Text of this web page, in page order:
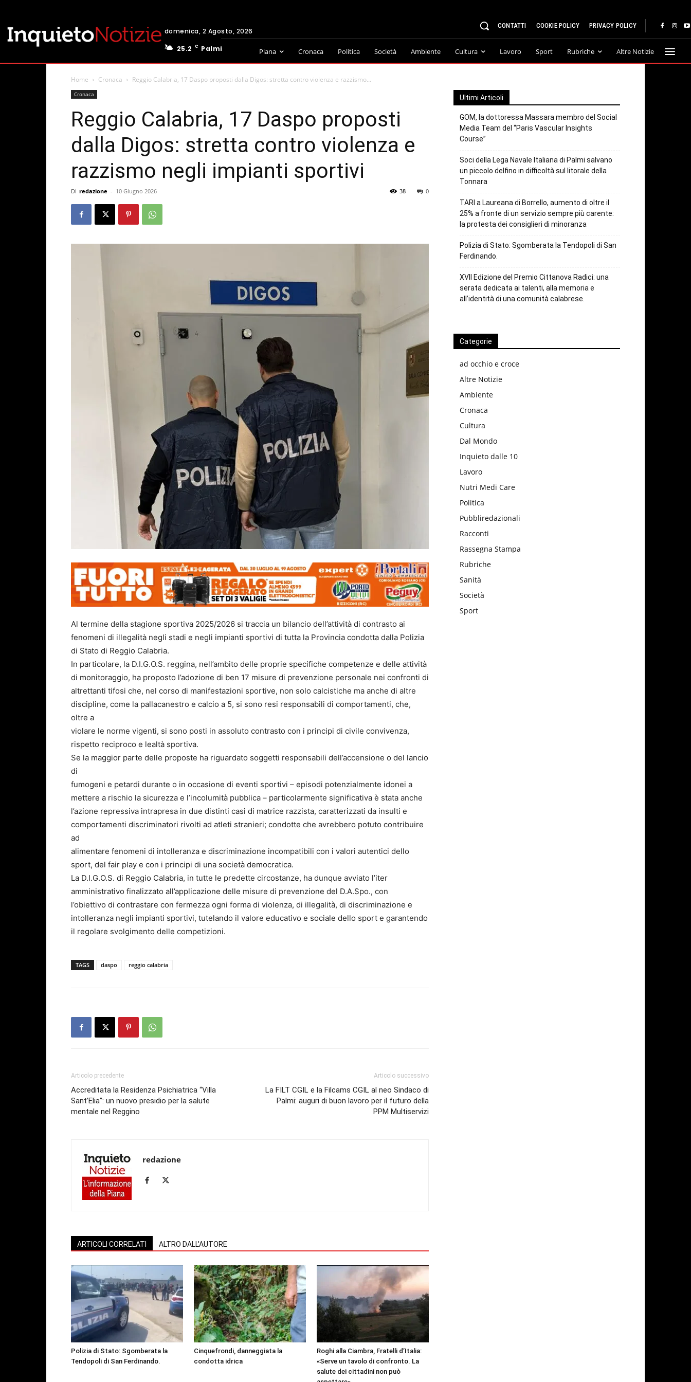
domenica, 2 Agosto, 2026
25.2
C Palmi
CONTATTI COOKIE POLICY PRIVACY POLICY
Piana Cronaca Politica Società Ambiente Cultura Lavoro Sport Rubriche Altre Notizie
Home Cronaca Reggio Calabria, 17 Daspo proposti dalla Digos: stretta contro violenza e razzismo...
Cronaca
Reggio Calabria, 17 Daspo proposti
dalla Digos: stretta contro violenza e
razzismo negli impianti sportivi
Di redazione - 10 Giugno 2026 0
38
Al termine della stagione sportiva 2025/2026 si traccia un bilancio dell’attività di contrasto ai
fenomeni di illegalità negli stadi e negli impianti sportivi di tutta la Provincia condotta dalla Polizia
di Stato di Reggio Calabria.
In particolare, la D.I.G.O.S. reggina, nell’ambito delle proprie specifiche competenze e delle attività
di monitoraggio, ha proposto l’adozione di ben 17 misure di prevenzione personale nei confronti di
altrettanti tifosi che, nel corso di manifestazioni sportive, non solo calcistiche ma anche di altre
discipline, come la pallacanestro e calcio a 5, si sono resi responsabili di comportamenti, che,
oltre a
violare le norme vigenti, si sono posti in assoluto contrasto con i principi di civile convivenza,
rispetto reciproco e lealtà sportiva.
Se la maggior parte delle proposte ha riguardato soggetti responsabili dell’accensione o del lancio
di
fumogeni e petardi durante o in occasione di eventi sportivi – episodi potenzialmente idonei a
mettere a rischio la sicurezza e l’incolumità pubblica – particolarmente significativa è stata anche
l’azione repressiva intrapresa in due distinti casi di matrice razzista, caratterizzati da insulti e
comportamenti discriminatori rivolti ad atleti stranieri; condotte che avrebbero potuto contribuire
ad
alimentare fenomeni di intolleranza e discriminazione incompatibili con i valori autentici dello
sport, del fair play e con i principi di una società democratica.
La D.I.G.O.S. di Reggio Calabria, in tutte le predette circostanze, ha dunque avviato l’iter
amministrativo finalizzato all’applicazione delle misure di prevenzione del D.A.Spo., con
l’obiettivo di contrastare con fermezza ogni forma di violenza, di illegalità, di discriminazione e
intolleranza negli impianti sportivi, tutelando il valore educativo e sociale dello sport e garantendo
il regolare svolgimento delle competizioni.
TAGS daspo reggio calabria
Articolo precedente
Accreditata la Residenza Psichiatrica “Villa
Sant’Elia”: un nuovo presidio per la salute
mentale nel Reggino
Articolo successivo
La FILT CGIL e la Filcams CGIL al neo Sindaco di
Palmi: auguri di buon lavoro per il futuro della
PPM Multiservizi
redazione
ARTICOLI CORRELATI ALTRO DALL'AUTORE
Polizia di Stato: Sgomberata la
Tendopoli di San Ferdinando.
Cinquefrondi, danneggiata la
condotta idrica
Roghi alla Ciambra, Fratelli d’Italia:
«Serve un tavolo di confronto. La
salute dei cittadini non può
Ultimi Articoli
GOM, la dottoressa Massara membro del Social
Media Team del “Paris Vascular Insights
Course”
Soci della Lega Navale Italiana di Palmi salvano
un piccolo delfino in difficoltà sul litorale della
Tonnara
TARI a Laureana di Borrello, aumento di oltre il
25% a fronte di un servizio sempre più carente:
la protesta dei consiglieri di minoranza
Polizia di Stato: Sgomberata la Tendopoli di San
Ferdinando.
XVII Edizione del Premio Cittanova Radici: una
serata dedicata ai talenti, alla memoria e
all’identità di una comunità calabrese.
Categorie
ad occhio e croce
Altre Notizie
Ambiente
Cronaca
Cultura
Dal Mondo
Inquieto dalle 10
Lavoro
Nutri Medi Care
Politica
Pubbliredazionali
Racconti
Rassegna Stampa
Rubriche
Sanità
Società
Sport